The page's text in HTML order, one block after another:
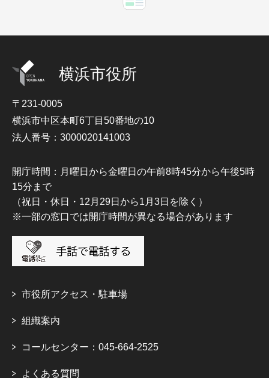
横浜市役所
〒231-0005
横浜市中区本町6丁目50番地の10
法人番号：3000020141003
開庁時間：月曜日から金曜日の午前8時45分から午後5時
15分まで
（祝日・休日・12月29日から1月3日を除く）
※一部の窓口では開庁時間が異なる場合があります
市役所アクセス・駐車場
組織案内
コールセンター：045-664-2525
よくある質問